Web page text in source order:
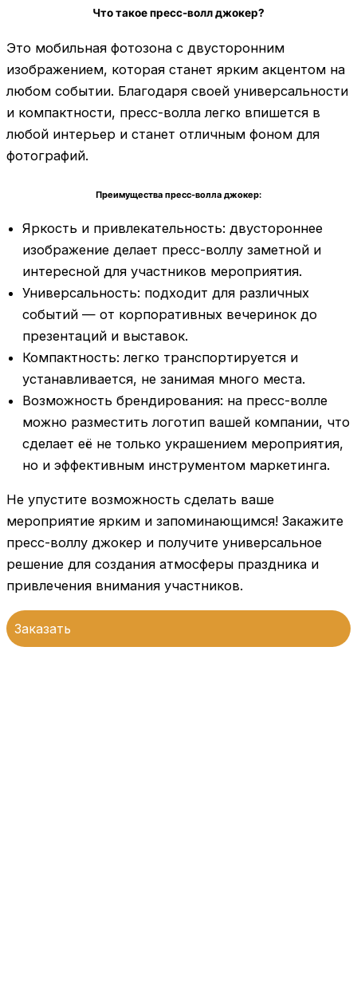
Что такое пресс-волл джокер?
Это мобильная фотозона с двусторонним
изображением, которая станет ярким акцентом на
любом событии. Благодаря своей универсальности
и компактности, пресс-волла легко впишется в
любой интерьер и станет отличным фоном для
фотографий.
Преимущества пресс-волла джокер:
Яркость и привлекательность: двустороннее
изображение делает пресс-воллу заметной и
интересной для участников мероприятия.
Универсальность: подходит для различных
событий — от корпоративных вечеринок до
презентаций и выставок.
Компактность: легко транспортируется и
устанавливается, не занимая много места.
Возможность брендирования: на пресс-волле
можно разместить логотип вашей компании, что
сделает её не только украшением мероприятия,
но и эффективным инструментом маркетинга.
Не упустите возможность сделать ваше
мероприятие ярким и запоминающимся! Закажите
пресс-воллу джокер и получите универсальное
решение для создания атмосферы праздника и
привлечения внимания участников.
Заказать